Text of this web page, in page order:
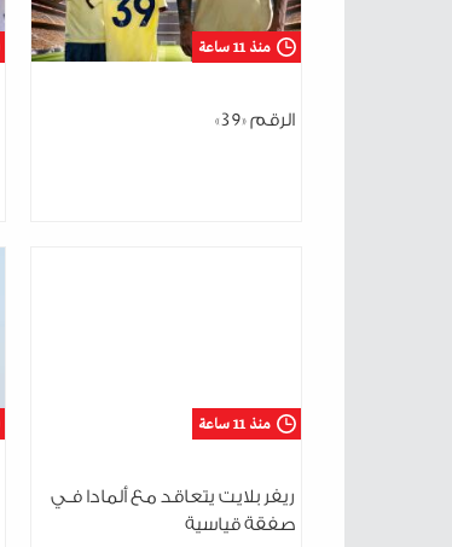
منذ 11 ساعة
الرقم «39»
منذ 11 ساعة
ريفر بلايت يتعاقد مع ألمادا فـي
صفقة قياسية